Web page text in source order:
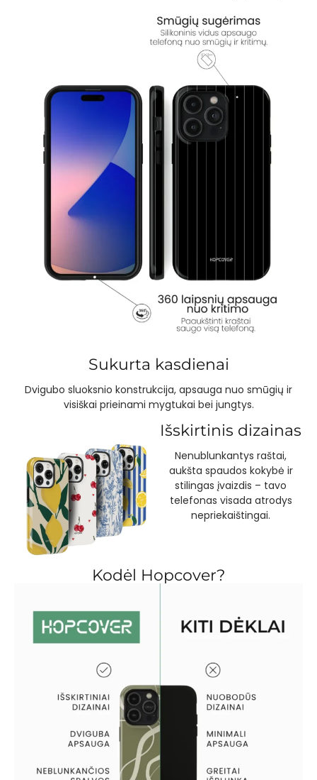
Sukurta kasdienai
Dvigubo sluoksnio konstrukcija, apsauga nuo smūgių ir
visiškai prieinami mygtukai bei jungtys.
Išskirtinis dizainas
Nenublunkantys raštai,
aukšta spaudos kokybė ir
stilingas įvaizdis – tavo
telefonas visada atrodys
nepriekaištingai.
Kodėl Hopcover?